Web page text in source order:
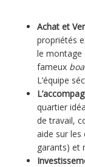
Achat et
propriétés
le montage
fameux
L’équipe
quartier
de travail,
aide sur les
garants) et